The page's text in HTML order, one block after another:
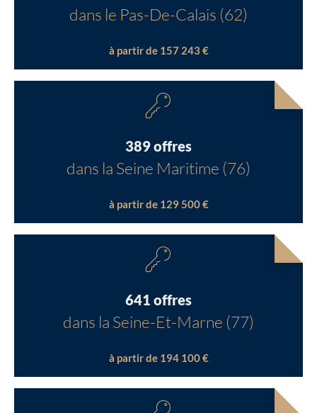
dans le Pas-De-Calais (62)
à partir de 157 243 €
389 offres
dans la Seine Maritime (76)
à partir de 129 500 €
641 offres
dans la Seine-Et-Marne (77)
à partir de 194 100 €